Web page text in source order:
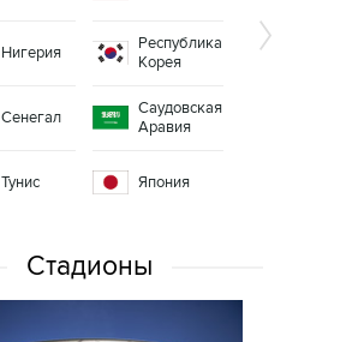
Нигерия
Сенегал
Тунис
Республика
Корея
Саудовская
Аравия
Япония
Стадионы